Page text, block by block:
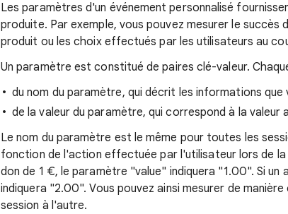
Les paramètres d'un événement personnalisé
produite. Par exemple, vous pouvez mesurer le
produit ou les choix effectués par les utilisateurs au
Un paramètre est constitué de paires clé-valeur.
du nom du paramètre, qui décrit les informations que
de la valeur du paramètre, qui correspond à la
Le nom du paramètre est le même pour toutes les
fonction de l'action effectuée par l'utilisateur lors de la
don de 1 €, le paramètre "value" indiquera "1.00". Si
indiquera "2.00". Vous pouvez ainsi mesurer de
session à l'autre.